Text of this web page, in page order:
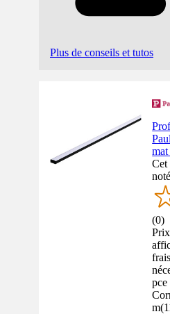
Plus de conseils et tutos
Cet
(0)
pce
m(